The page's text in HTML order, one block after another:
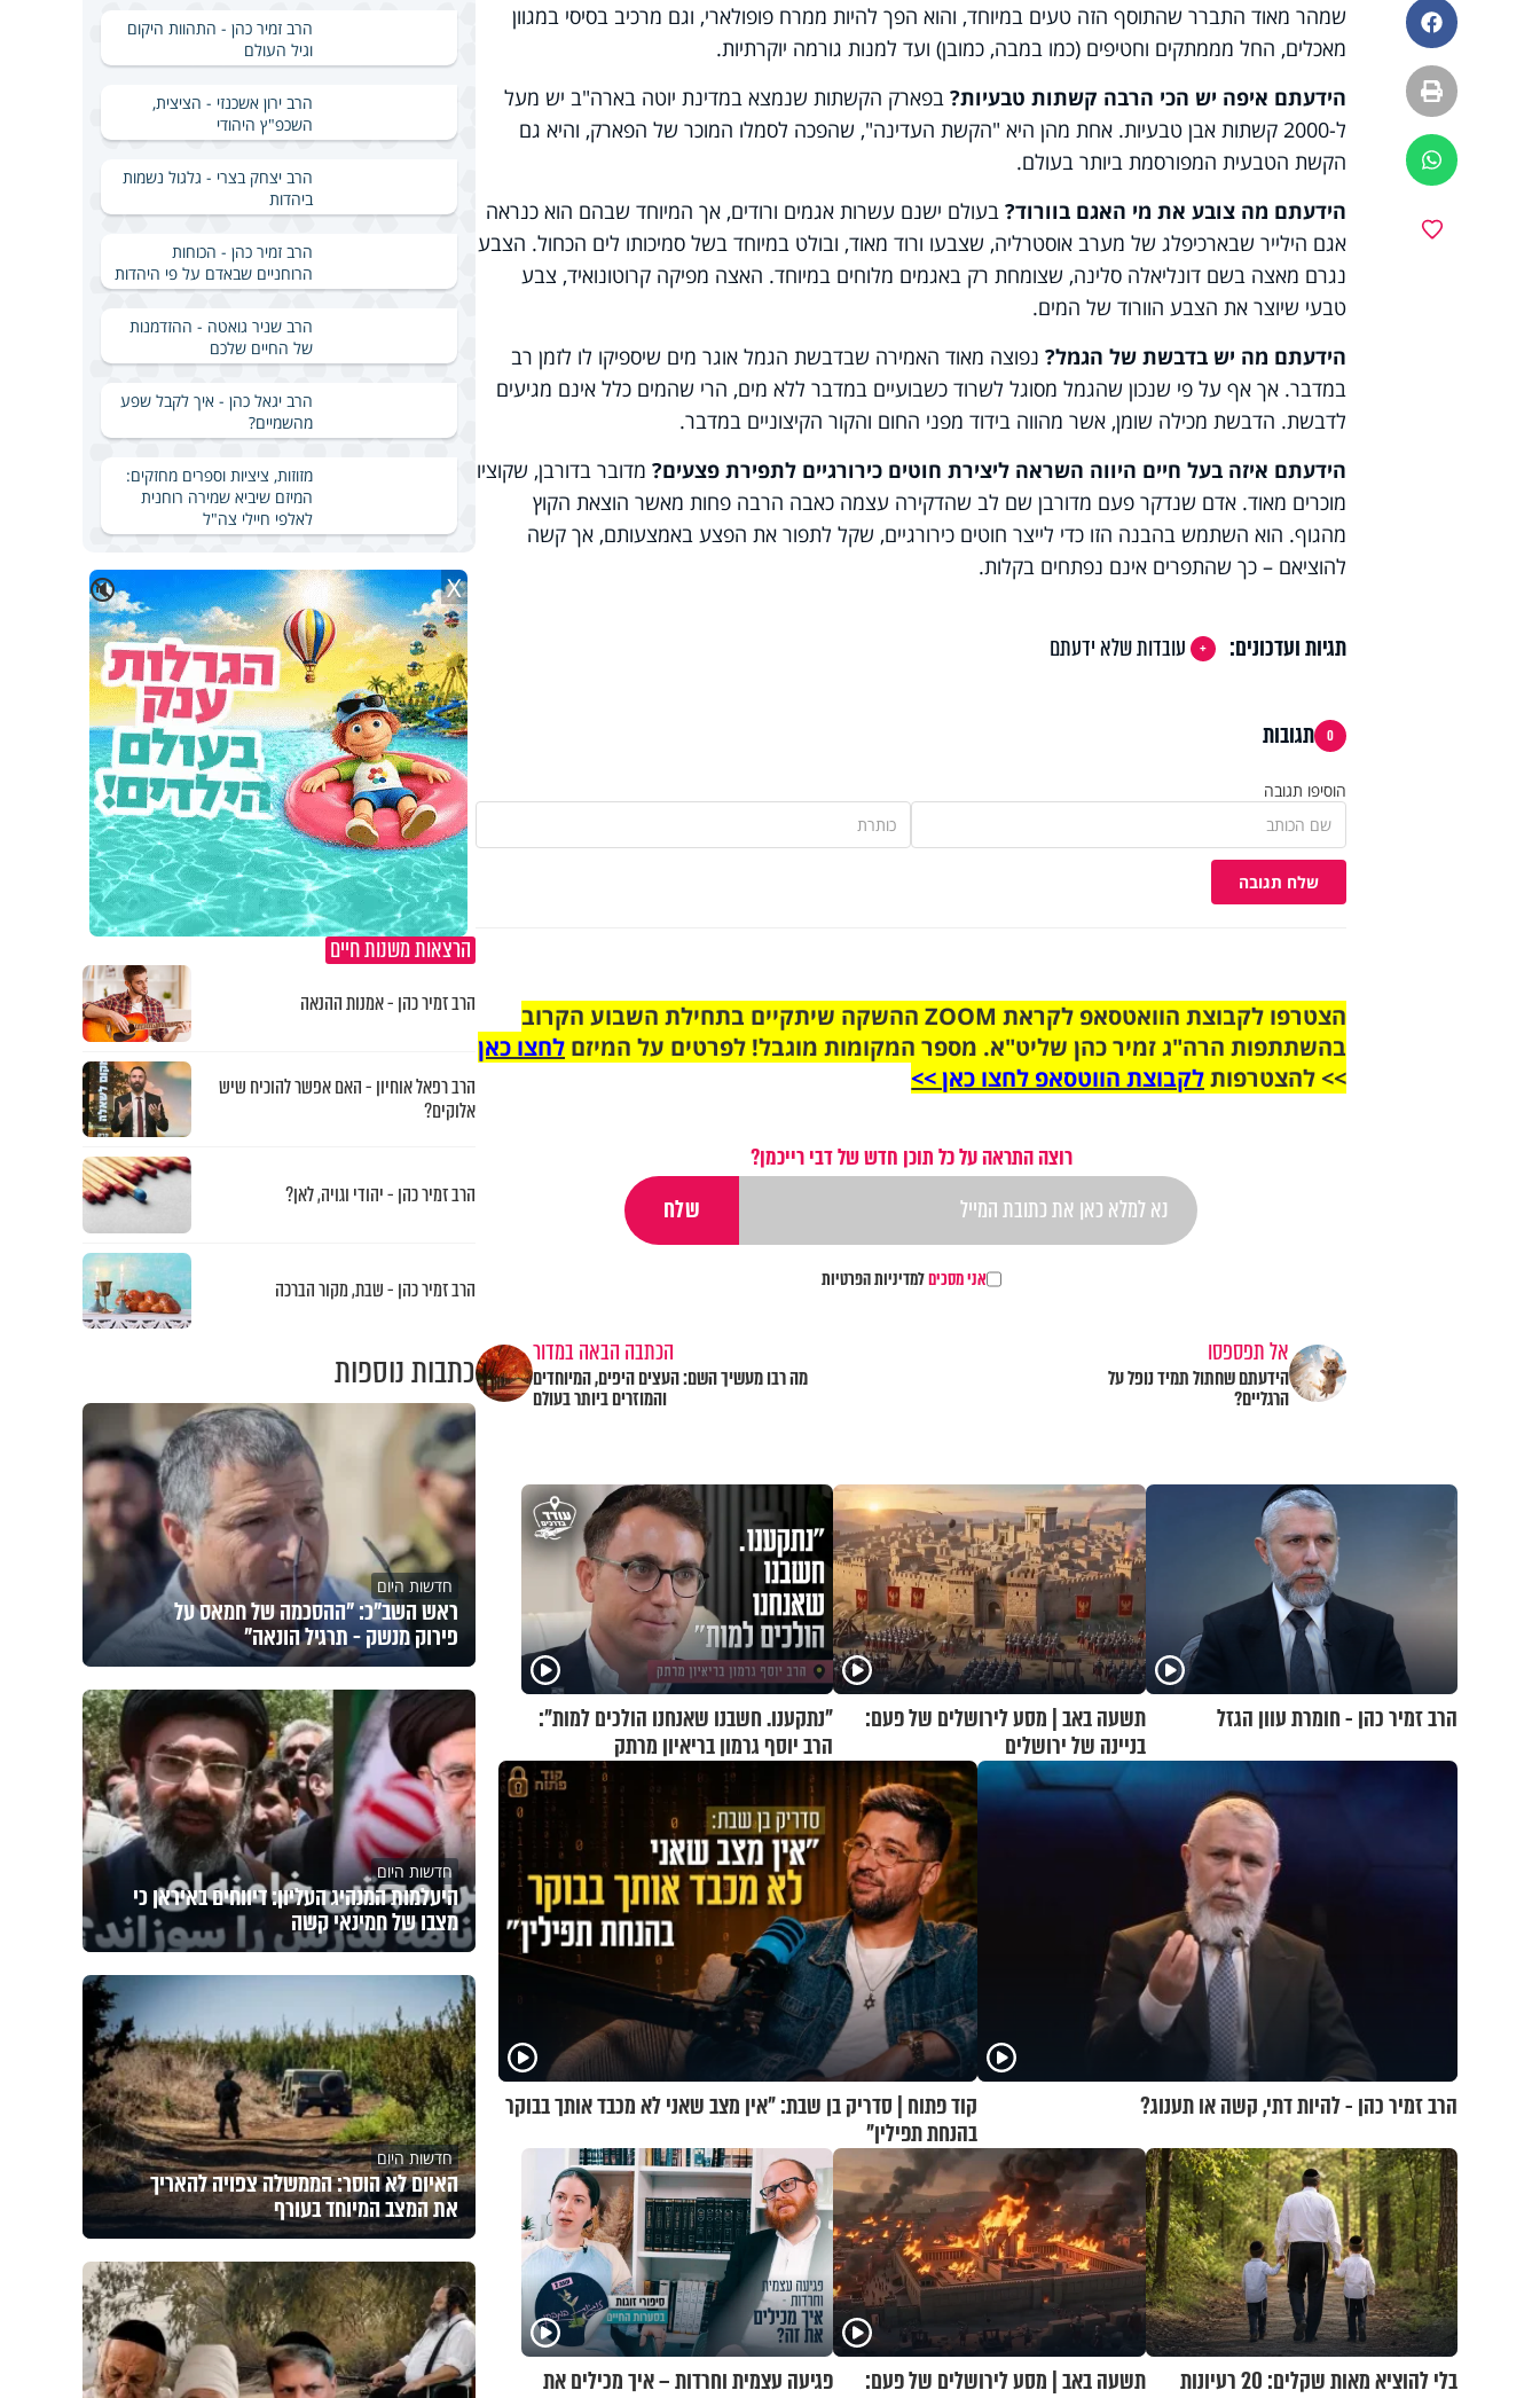
פייסבוק
הדפסה
ווטסאפ
שמהר מאוד התברר שהתוסף הזה טעים במיוחד, והוא הפך להיות ממרח פופולארי, וגם מרכיב בסיסי במגוון
מאכלים, החל מממתקים וחטיפים (כמו במבה, כמובן) ועד למנות גורמה יוקרתיות.
הידעתם איפה יש הכי הרבה קשתות טבעיות?בפארק הקשתות שנמצא במדינת יוטה בארה"ב יש מעל
ל-2000 קשתות אבן טבעיות. אחת מהן היא "הקשת העדינה", שהפכה לסמלו המוכר של הפארק, והיא גם
הקשת הטבעית המפורסמת ביותר בעולם.
הידעתם מה צובע את מי האגם בוורוד?בעולם ישנם עשרות אגמים ורודים, אך המיוחד שבהם הוא כנראה
אגם הילייר שבארכיפלג של מערב אוסטרליה, שצבעו ורוד מאוד, ובולט במיוחד בשל סמיכותו לים הכחול. הצבע
נגרם מאצה בשם דונליאלה סלינה, שצומחת רק באגמים מלוחים במיוחד. האצה מפיקה קרוטונואיד, צבע
טבעי שיוצר את הצבע הוורוד של המים.
הידעתם מה יש בדבשת של הגמל?נפוצה מאוד האמירה שבדבשת הגמל אוגר מים שיספיקו לו לזמן רב
במדבר. אך אף על פי שנכון שהגמל מסוגל לשרוד כשבועיים במדבר ללא מים, הרי שהמים כלל אינם מגיעים
לדבשת. הדבשת מכילה שומן, אשר מהווה בידוד מפני החום והקור הקיצוניים במדבר.
הידעתם איזה בעל חיים היווה השראה ליצירת חוטים כירורגיים לתפירת פצעים?מדובר בדורבן, שקוציו
מוכרים מאוד. אדם שנדקר פעם מדורבן שם לב שהדקירה עצמה כאבה הרבה פחות מאשר הוצאת הקוץ
מהגוף. הוא השתמש בהבנה הזו כדי לייצר חוטים כירורגיים, שקל לתפור את הפצע באמצעותם, אך קשה
להוציאם – כך שהתפרים אינם נפתחים בקלות.
תגיות ועדכונים: עובדות שלא ידעתם
0 תגובות
הוסיפו תגובה
שלח תגובה
הצטרפו לקבוצת הוואטסאפ לקראת ZOOM ההשקה שיתקיים בתחילת השבוע הקרוב
בהשתתפות הרה"ג זמיר כהן שליט"א. מספר המקומות מוגבל! לפרטים על המיזם לחצו כאן
>> להצטרפותלקבוצת הווטסאפ לחצו כאן >>
רוצה התראה על כל תוכן חדש של דבי רייכמן?
אני מסכיםלמדיניות הפרטיות
אל תפספסו
הידעתם שחתול תמיד נופל על
הרגליים?
הכתבה הבאה במדור
מה רבו מעשיך השם: העצים היפים, המיוחדים
והמוזרים ביותר בעולם
הרב זמיר כהן - חומרת עוון הגזל
תשעה באב | מסע לירושלים של פעם:
בניינה של ירושלים
"נתקענו. חשבנו שאנחנו הולכים למות":
הרב יוסף גרמון בריאיון מרתק
הרב זמיר כהן - להיות דתי, קשה או תענוג?
קוד פתוח | סדריק בן שבת: "אין מצב שאני לא מכבד אותך בבוקר
בהנחת תפילין"
בלי להוציא מאות שקלים: 20 רעיונות
תשעה באב | מסע לירושלים של פעם:
פגיעה עצמית וחרדות – איך מכילים את
הרב זמיר כהן - התהוות היקום
וגיל העולם
הרב ירון אשכנזי - הציצית,
השכפ"ץ היהודי
הרב יצחק בצרי - גלגול נשמות
ביהדות
הרב זמיר כהן - הכוחות
הרוחניים שבאדם על פי היהדות
הרב שניר גואטה - ההזדמנות
של החיים שלכם
הרב יגאל כהן - איך לקבל שפע
מהשמיים?
מזוזות, ציציות וספרים מחזקים:
המיזם שיביא שמירה רוחנית
לאלפי חיילי צה"ל
🔇 X
הרצאות משנות חיים
הרב זמיר כהן - אמנות ההנאה
הרב רפאל אוחיון - האם אפשר להוכיח שיש
אלוקים?
הרב זמיר כהן - יהודי וגויה, לאן?
הרב זמיר כהן - שבת, מקור הברכה
כתבות נוספות
חדשות היום
ראש השב"כ: "ההסכמה של חמאס על
פירוק מנשק - תרגיל הונאה"
חדשות היום
היעלמות המנהיג העליון: דיווחים באיראן כי
מצבו של חמינאי קשה
חדשות היום
האיום לא הוסר: הממשלה צפויה להאריך
את המצב המיוחד בעורף